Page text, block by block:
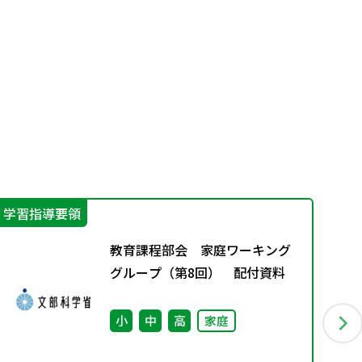
学習指導要領
教育課程部会 家庭ワーキング
グループ（第8回） 配付資料
小 中 高 家庭